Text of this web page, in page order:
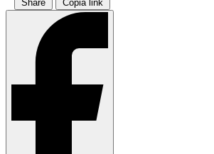
Share Copia link